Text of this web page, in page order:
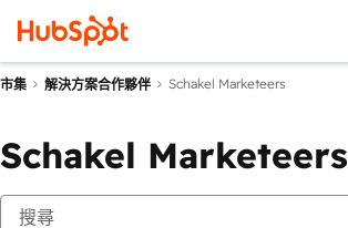
市集 解決方案合作夥伴 Schakel Marketeers
Schakel Marketeers